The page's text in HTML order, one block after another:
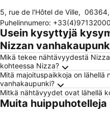
5, rue de l'Hôtel de Ville, 06364,
Puhelinnumero: +33(4)97132000
Usein kysyttyjä
Nizzan
Mikä tekee nähtävyydestä
kohteessa Nizza?
Mitä majoituspaikkoja on lähellä
vanhakaupunki?
Mitkä nähtävyydet ovat lähellä
Muita huippuhotelleja